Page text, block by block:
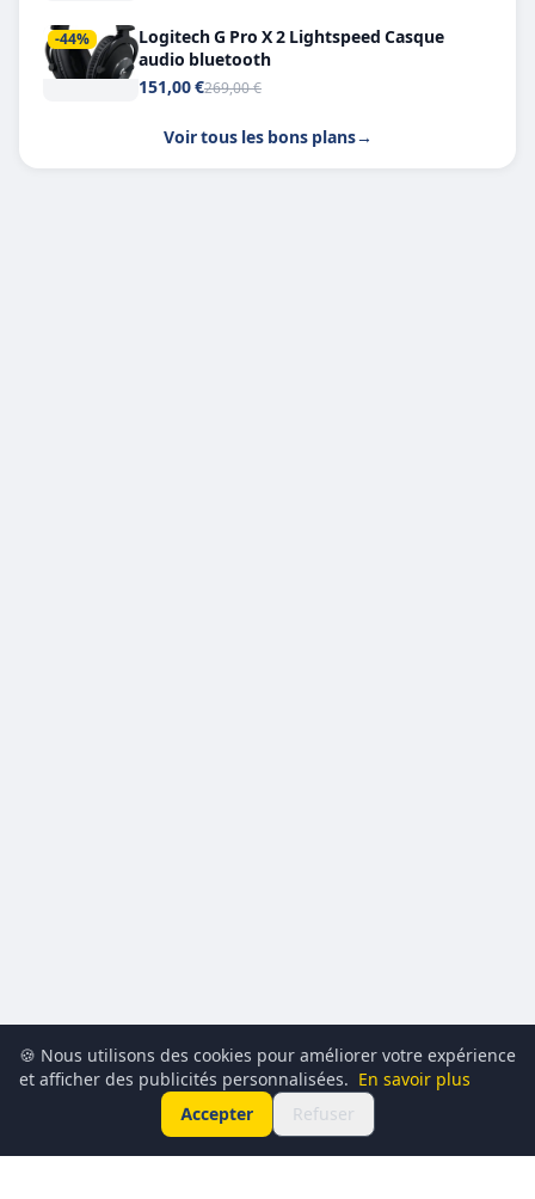
-44%
Logitech G Pro X 2 Lightspeed Casque
audio bluetooth
151,00 €269,00 €
Voir tous les bons plans→
🍪 Nous utilisons des cookies pour améliorer votre expérience
et afficher des publicités personnalisées. En savoir plus
Accepter
Refuser